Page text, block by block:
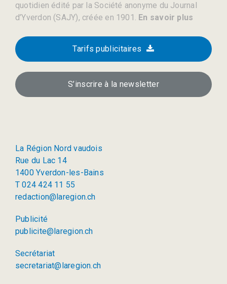
quotidien édité par la Société anonyme du Journal
d’Yverdon (SAJY), créée en 1901. En savoir plus
Tarifs publicitaires
S’inscrire à la newsletter
La Région Nord vaudois
Rue du Lac 14
1400 Yverdon-les-Bains
T 024 424 11 55
redaction@laregion.ch
Publicité
publicite@laregion.ch
Secrétariat
secretariat@laregion.ch